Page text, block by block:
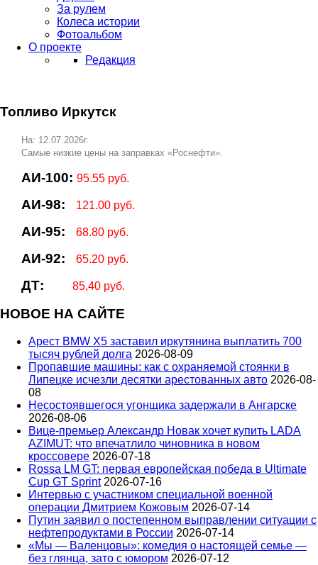
За рулем
Колеса истории
Фотоальбом
О проекте
Редакция
Топливо Иркутск
На: 12.07.2026г.
Самые низкие цены на заправках «Роснефти».
АИ-100: 95.55 руб.
АИ-98: 121.00 руб.
АИ-95: 68.80 руб.
АИ-92: 65.20 руб.
ДТ: 85,40 руб.
НОВОЕ НА САЙТЕ
Арест BMW X5 заставил иркутянина выплатить 700
тысяч рублей долга 2026-08-09
Пропавшие машины: как с охраняемой стоянки в
Липецке исчезли десятки арестованных авто 2026-08-
08
Несостоявшегося угонщика задержали в Ангарске
2026-08-06
Вице‑премьер Александр Новак хочет купить LADA
AZIMUT: что впечатлило чиновника в новом
кроссовере 2026-07-18
Rossa LM GT: первая европейская победа в Ultimate
Cup GT Sprint 2026-07-16
Интервью с участником специальной военной
операции Дмитрием Кожовым 2026-07-14
Путин заявил о постепенном выправлении ситуации с
нефтепродуктами в России 2026-07-14
«Мы — Валенцовы»: комедия о настоящей семье —
без глянца, зато с юмором 2026-07-12